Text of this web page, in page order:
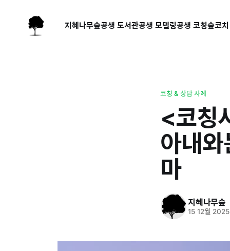
지혜나무숲공생 도서관공생 모델링공생 코칭숲코
코칭 & 상담 사례
<코칭
아내
마
지혜나무숲
15 12월 2025